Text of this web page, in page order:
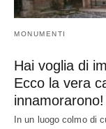
MONUMENTI
Hai voglia di
Ecco la vera
innamorarono!
In un luogo colmo di